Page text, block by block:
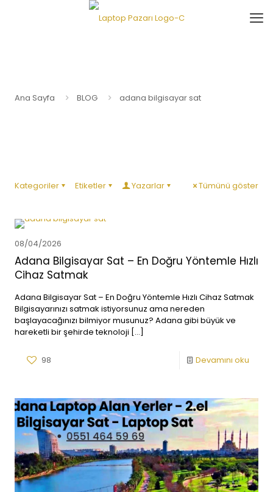
Ana Sayfa BLOG adana bilgisayar sat
Kategoriler Etiketler Yazarlar Tümünü göster
08/04/2026
Adana Bilgisayar Sat – En Doğru Yöntemle Hızlı
Cihaz Satmak
Adana Bilgisayar Sat – En Doğru Yöntemle Hızlı Cihaz Satmak
Bilgisayarınızı satmak istiyorsunuz ama nereden
başlayacağınızı bilmiyor musunuz? Adana gibi büyük ve
hareketli bir şehirde teknoloji […]
98 Devamını oku